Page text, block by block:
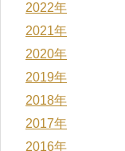
2022年
2021年
2020年
2019年
2018年
2017年
2016年